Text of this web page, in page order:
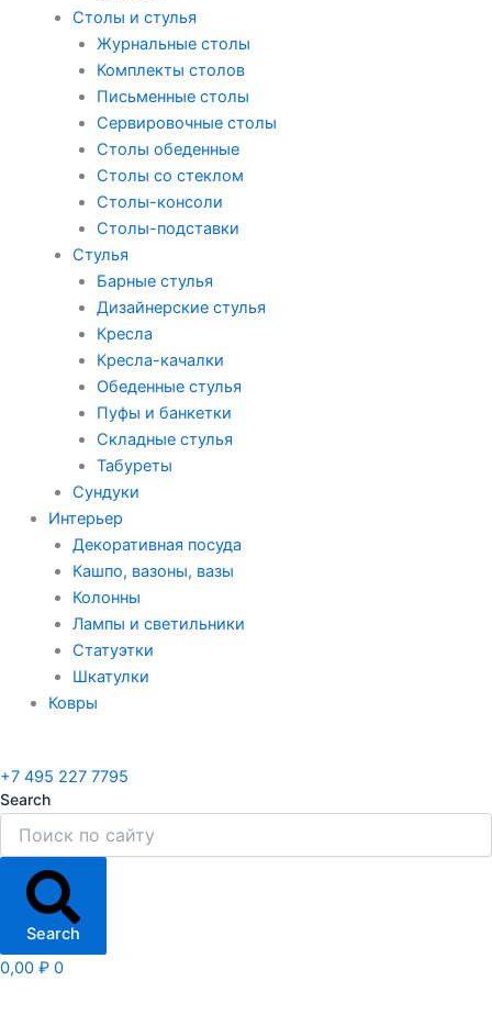
Столы и стулья
Журнальные столы
Комплекты столов
Письменные столы
Сервировочные столы
Столы обеденные
Столы со стеклом
Столы-консоли
Столы-подставки
Стулья
Барные стулья
Дизайнерские стулья
Кресла
Кресла-качалки
Обеденные стулья
Пуфы и банкетки
Складные стулья
Табуреты
Сундуки
Интерьер
Декоративная посуда
Кашпо, вазоны, вазы
Колонны
Лампы и светильники
Статуэтки
Шкатулки
Ковры
+7 495 227 7795
Search
Search
0,00 ₽ 0